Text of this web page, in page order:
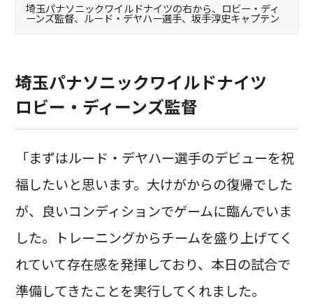
埼玉パナソニックワイルドナイツの右から、ロビー・ディ
ーンズ監督、ルード・デヤハー選手、坂手淳史キャプテン
埼玉パナソニックワイルドナイツ
ロビー・ディーンズ監督
「まずはルード・デヤハー選手のデビューを祝
福したいと思います。大けがからの復帰でした
が、良いコンディションでゲームに臨んでいま
した。トレーニングからチームを盛り上げてく
れていて存在感を発揮しており、本日の試合で
準備してきたことを実行してくれました。